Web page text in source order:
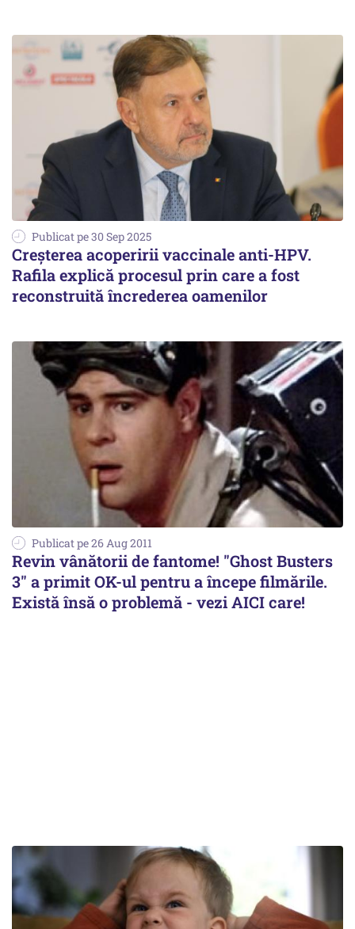
Publicat pe 30 Sep 2025
Creșterea acoperirii vaccinale anti-HPV.
Rafila explică procesul prin care a fost
reconstruită încrederea oamenilor
Publicat pe 26 Aug 2011
Revin vânătorii de fantome! "Ghost Busters
3" a primit OK-ul pentru a începe filmările.
Există însă o problemă - vezi AICI care!